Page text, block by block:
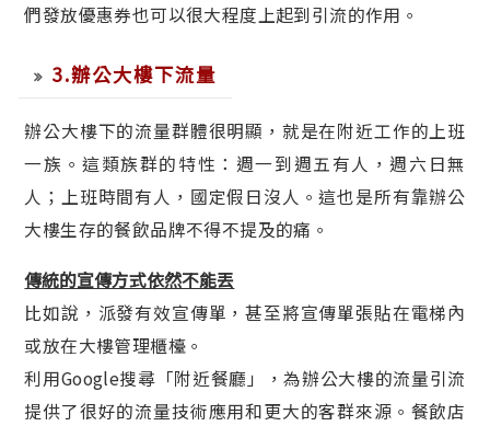
們發放優惠券也可以很大程度上起到引流的作用。
3.辦公大樓下流量
辦公大樓下的流量群體很明顯，就是在附近工作的上班
一族。這類族群的特性：週一到週五有人，週六日無
人；上班時間有人，國定假日沒人。這也是所有靠辦公
大樓生存的餐飲品牌不得不提及的痛。
傳統的宣傳方式依然不能丟
比如說，派發有效宣傳單，甚至將宣傳單張貼在電梯內
或放在大樓管理櫃檯。
利用Google搜尋「附近餐廳」，為辦公大樓的流量引流
提供了很好的流量技術應用和更大的客群來源。餐飲店